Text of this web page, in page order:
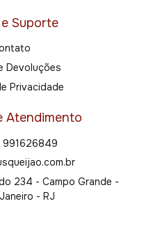
Suporte
Devoluções
Privacidade
Atendimento
991626849
234 - Campo Grande -
- RJ